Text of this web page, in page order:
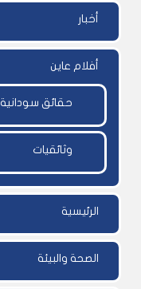
أخبار
أفلام عاين
حقائق سودانية
وثائقيات
الرئيسية
الصحة والبيئة